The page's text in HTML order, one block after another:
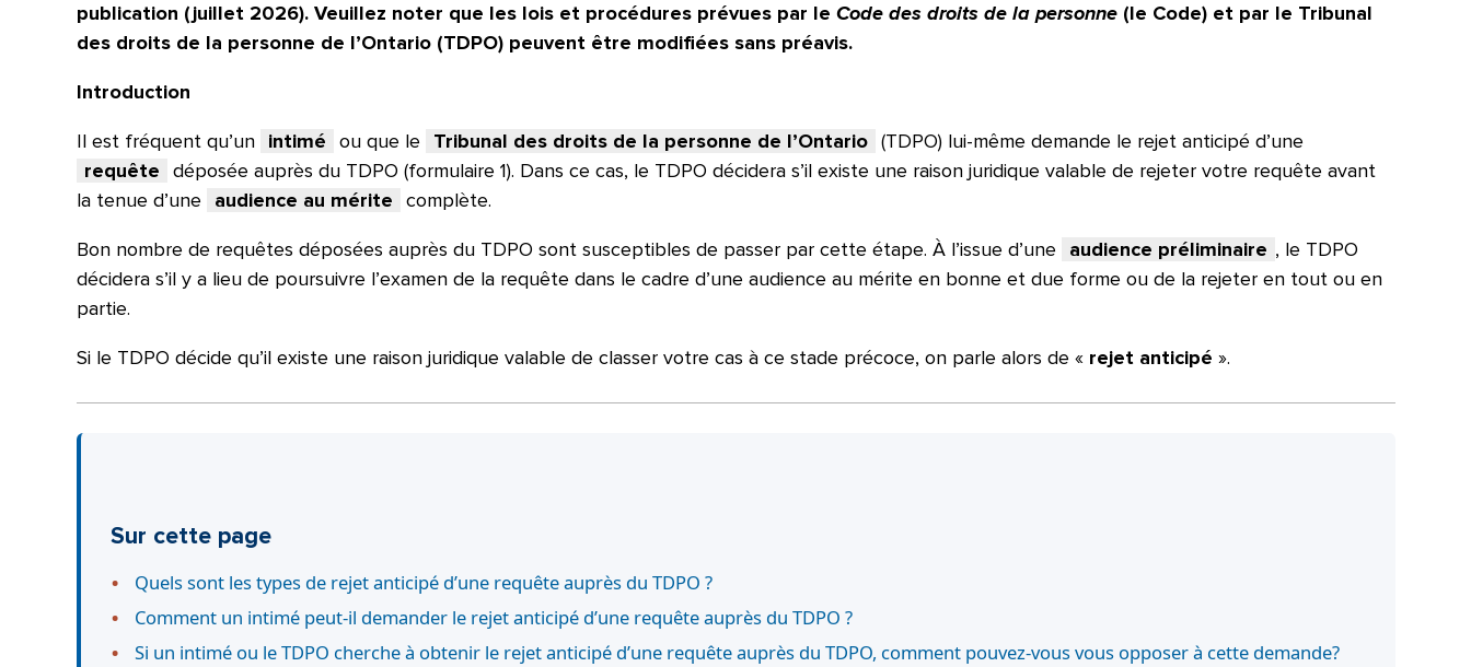
publication (juillet 2026). Veuillez noter que les lois et procédures prévues par le Code des droits de la personne(le Code) et par le Tribunal
des droits de la personne de l’Ontario (TDPO) peuvent être modifiées sans préavis.
Introduction
Il est fréquent qu’un intimé ou que le Tribunal des droits de la personne de l’Ontario (TDPO) lui-même demande le rejet anticipé d’une
requête déposée auprès du TDPO (formulaire 1). Dans ce cas, le TDPO décidera s’il existe une raison juridique valable de rejeter votre requête avant
la tenue d’une
audience au mérite complète.
Bon nombre de requêtes déposées auprès du TDPO sont susceptibles de passer par cette étape. À l’issue d’une audience préliminaire , le TDPO
décidera s’il y a lieu de poursuivre l’examen de la requête dans le cadre d’une audience au mérite en bonne et due forme ou de la rejeter en tout ou en
partie.
Si le TDPO décide qu’il existe une raison juridique valable de classer votre cas à ce stade précoce, on parle alors de « rejet anticipé ».
Sur cette page
Quels sont les types de rejet anticipé d’une requête auprès du TDPO ?
Comment un intimé peut-il demander le rejet anticipé d’une requête auprès du TDPO ?
Si un intimé ou le TDPO cherche à obtenir le rejet anticipé d’une requête auprès du TDPO, comment pouvez-vous vous opposer à cette demande?